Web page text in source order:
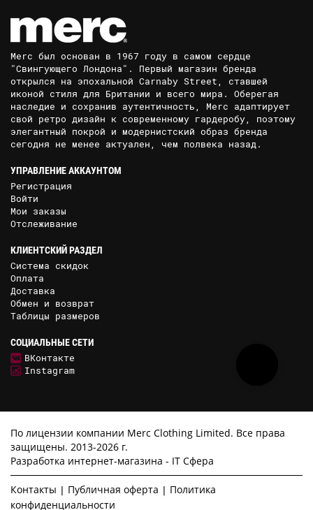
Merc был основан в 1967 году в самом сердце
"Свингующего Лондона". Первый магазин бренда
открылся на эпохальной Carnaby Street, ставшей
иконой стиля для Британии и всего мира. Оберегая
наследие и сохранив аутентичность, Merc адаптирует
свой ретро дизайн к современному гардеробу, поэтому
элегантный покрой и модернистский образ бренда
сегодня не менее актуален, чем полвека назад.
УПРАВЛЕНИЕ АККАУНТОМ
Регистрация
Войти
Мои заказы
Отслеживание
КЛИЕНТСКИЙ РАЗДЕЛ
Система скидок
Оплата
Доставка
Обмен и возврат
Таблицы размеров
СОЦИАЛЬНЫЕ СЕТИ
ВКонтакте
Instagram
По лицензии компании Merc Clothing Limited. Все права
защищены. 2013-2026 г.
Разработка интернет-магазина - IT Сфера
Контакты Публичная оферта
Политика
конфиденциальности